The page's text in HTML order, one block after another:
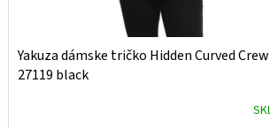
Yakuza dámske tričko Hidden Curved Crew
27119 black